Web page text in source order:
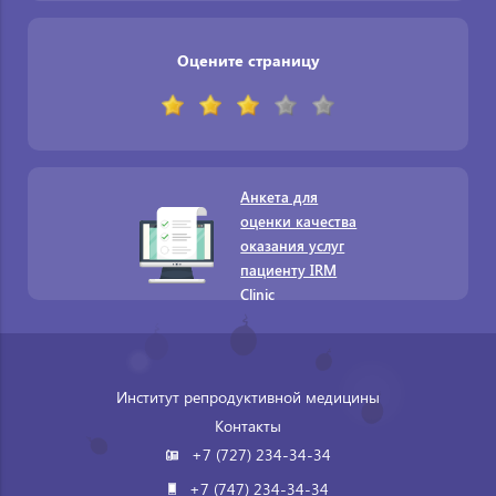
Оцените страницу
Анкета для
оценки качества
оказания услуг
пациенту IRM
Clinic
Институт репродуктивной медицины
Контакты
+7 (727) 234-34-34
+7 (747) 234-34-34